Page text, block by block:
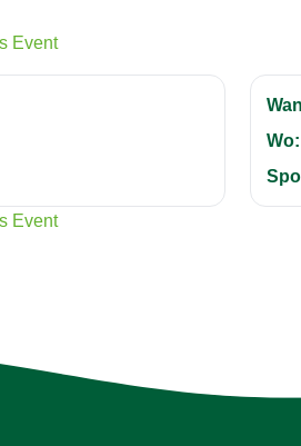
Event
Wo:
Event